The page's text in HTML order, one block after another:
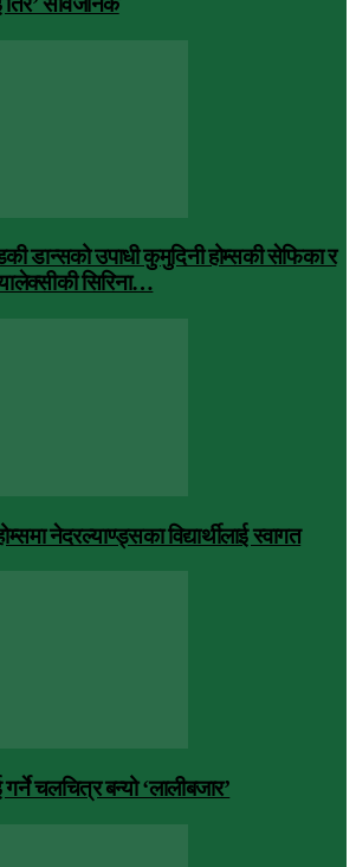
डान्सको उपाधी कुमुदिनी होम्सकी सेफिका र
सिरिना…
नेदरल्याण्ड्सका विद्यार्थीलाई स्वागत
चलचित्र बन्यो ‘लालीबजार’